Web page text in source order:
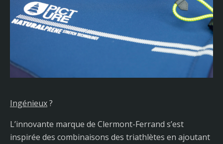
Ingénieux?
L’innovante marque de Clermont-Ferrand s’est
inspirée des combinaisons des triathlètes en ajoutant